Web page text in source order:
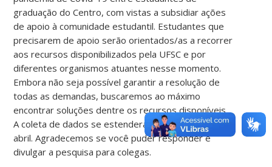
graduação do Centro, com vistas a subsidiar ações
de apoio à comunidade estudantil. Estudantes que
precisarem de apoio serão orientados/as a recorrer
aos recursos disponibilizados pela UFSC e por
diferentes organismos atuantes nesse momento.
Embora não seja possível garantir a resolução de
todas as demandas, buscaremos ao máximo
encontrar soluções dentre os recursos disponíveis.
A coleta de dados se estenderá até o dia 15 de
abril. Agradecemos se você puder responder e
divulgar a pesquisa para colegas.